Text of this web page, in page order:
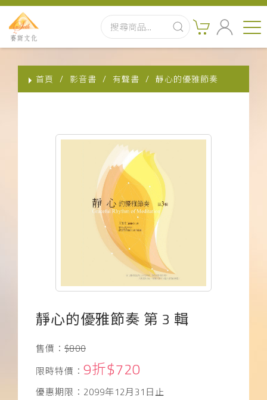
首頁
最新消息
訂閱制有聲書
影音書
關於我們
聯絡客服
下載APP
首頁 影音書 有聲書 靜心的優雅節奏
靜心的優雅節奏 第 3 輯
售價： $800
限時特價： 9折$720
優惠期限：2099年12月31日止